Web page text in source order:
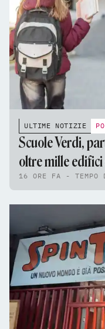
ULTIME NOTIZIE
Scuole Verdi,
oltre mille
16 ORE FA - TEMPO